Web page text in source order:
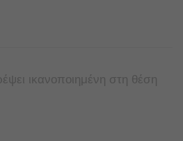
ικανοποιημένη στη θέση